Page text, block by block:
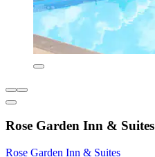
Rose Garden Inn & Suites
Rose Garden Inn & Suites